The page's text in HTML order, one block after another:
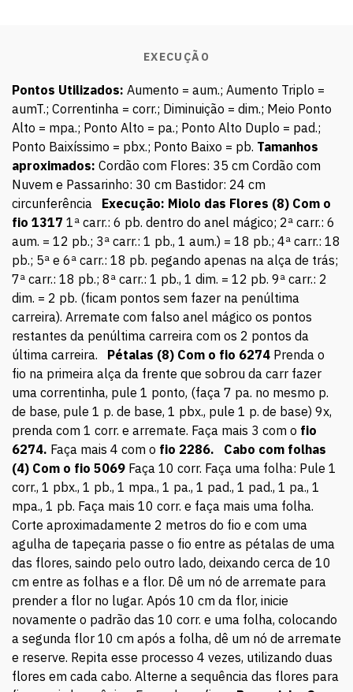
EXECUÇÃO
Pontos Utilizados: Aumento = aum.; Aumento Triplo =
aumT.; Correntinha = corr.; Diminuição = dim.; Meio Ponto
Alto = mpa.; Ponto Alto = pa.; Ponto Alto Duplo = pad.;
Ponto Baixíssimo = pbx.; Ponto Baixo = pb. Tamanhos
aproximados: Cordão com Flores: 35 cm Cordão com
Nuvem e Passarinho: 30 cm Bastidor: 24 cm
circunferência Execução: Miolo das Flores (8) Com o
fio 1317 1ª carr.: 6 pb. dentro do anel mágico; 2ª carr.: 6
aum. = 12 pb.; 3ª carr.: 1 pb., 1 aum.) = 18 pb.; 4ª carr.: 18
pb.; 5ª e 6ª carr.: 18 pb. pegando apenas na alça de trás;
7ª carr.: 18 pb.; 8ª carr.: 1 pb., 1 dim. = 12 pb. 9ª carr.: 2
dim. = 2 pb. (ficam pontos sem fazer na penúltima
carreira). Arremate com falso anel mágico os pontos
restantes da penúltima carreira com os 2 pontos da
última carreira. Pétalas (8) Com o fio 6274 Prenda o
fio na primeira alça da frente que sobrou da carr fazer
uma correntinha, pule 1 ponto, (faça 7 pa. no mesmo p.
de base, pule 1 p. de base, 1 pbx., pule 1 p. de base) 9x,
prenda com 1 corr. e arremate. Faça mais 3 com o fio
6274. Faça mais 4 com o fio 2286.
Cabo com folhas
(4) Com o fio 5069 Faça 10 corr. Faça uma folha: Pule 1
corr., 1 pbx., 1 pb., 1 mpa., 1 pa., 1 pad., 1 pad., 1 pa., 1
mpa., 1 pb. Faça mais 10 corr. e faça mais uma folha.
Corte aproximadamente 2 metros do fio e com uma
agulha de tapeçaria passe o fio entre as pétalas de uma
das flores, saindo pelo outro lado, deixando cerca de 10
cm entre as folhas e a flor. Dê um nó de arremate para
prender a flor no lugar. Após 10 cm da flor, inicie
novamente o padrão das 10 corr. e uma folha, colocando
a segunda flor 10 cm após a folha, dê um nó de arremate
e reserve. Repita esse processo 4 vezes, utilizando duas
flores em cada cabo. Alterne a sequência das flores para